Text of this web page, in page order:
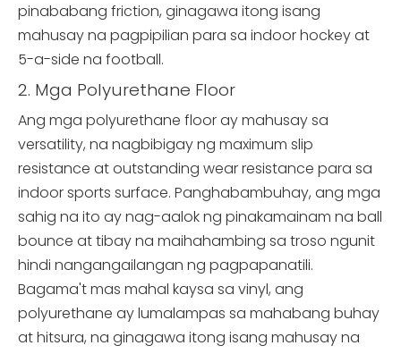
pinababang friction, ginagawa itong isang
mahusay na pagpipilian para sa indoor hockey at
5-a-side na football.
2. Mga Polyurethane Floor
Ang mga polyurethane floor ay mahusay sa
versatility, na nagbibigay ng maximum slip
resistance at outstanding wear resistance para sa
indoor sports surface. Panghabambuhay, ang mga
sahig na ito ay nag-aalok ng pinakamainam na ball
bounce at tibay na maihahambing sa troso ngunit
hindi nangangailangan ng pagpapanatili.
Bagama't mas mahal kaysa sa vinyl, ang
polyurethane ay lumalampas sa mahabang buhay
at hitsura, na ginagawa itong isang mahusay na